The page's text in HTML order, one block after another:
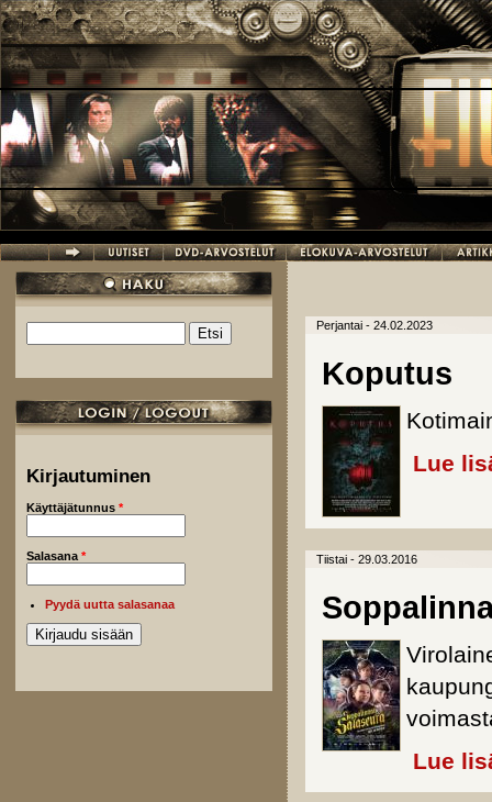
Hyppää pääsisältöön
Hakulomake
Kirjautuminen
Käyttäjätunnus *
Salasana *
Pyydä uutta salasanaa
Perjantai - 24.02.2023
Koputus
Lue
Tiistai - 29.03.2016
Lue